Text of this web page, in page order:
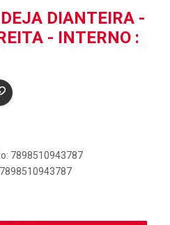
DIANTEIRA -
- INTERNO :
7898510943787